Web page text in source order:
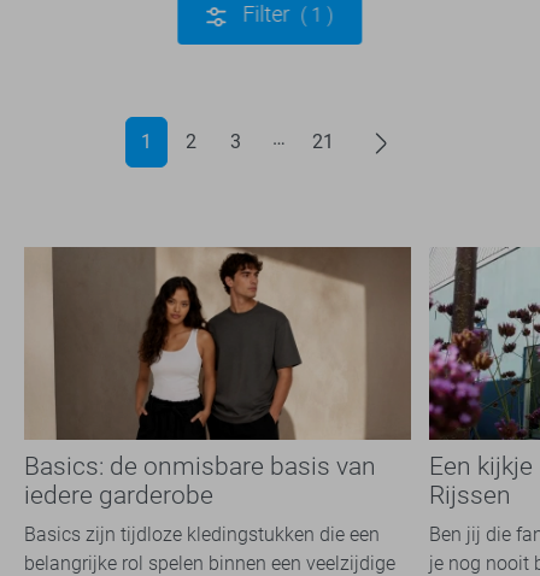
Filter 1
1 2 3 21
Basics: de onmisbare basis van
iedere garderobe
Basics zijn tijdloze kledingstukken die een
belangrijke rol spelen binnen een veelzijdige
Een
Rijssen
Ben jij die
je nog nooit